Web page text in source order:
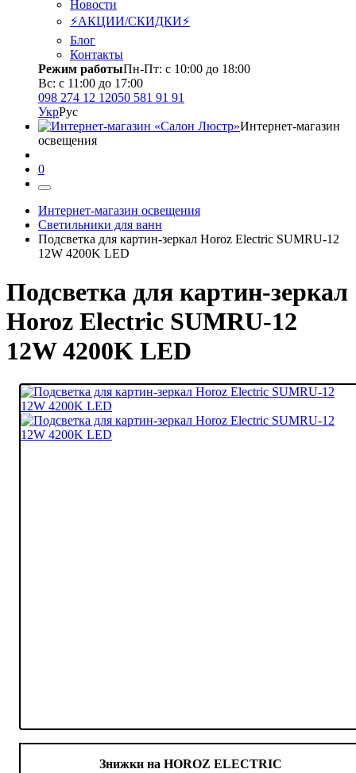
Новости
⚡АКЦИИ/СКИДКИ⚡
Блог
Контакты
Режим работыПн-Пт: с 10:00 до 18:00
Вс: с 11:00 до 17:00
098 274 12 12050 581 91 91
УкрРус
Интернет-магазин
освещения
0
Интернет-магазин освещения
Светильники для ванн
Подсветка для картин-зеркал Horoz Electric SUMRU-12
12W 4200K LED
Подсветка для картин-зеркал
Horoz Electric SUMRU-12
12W 4200K LED
Знижки на HOROZ ELECTRIC